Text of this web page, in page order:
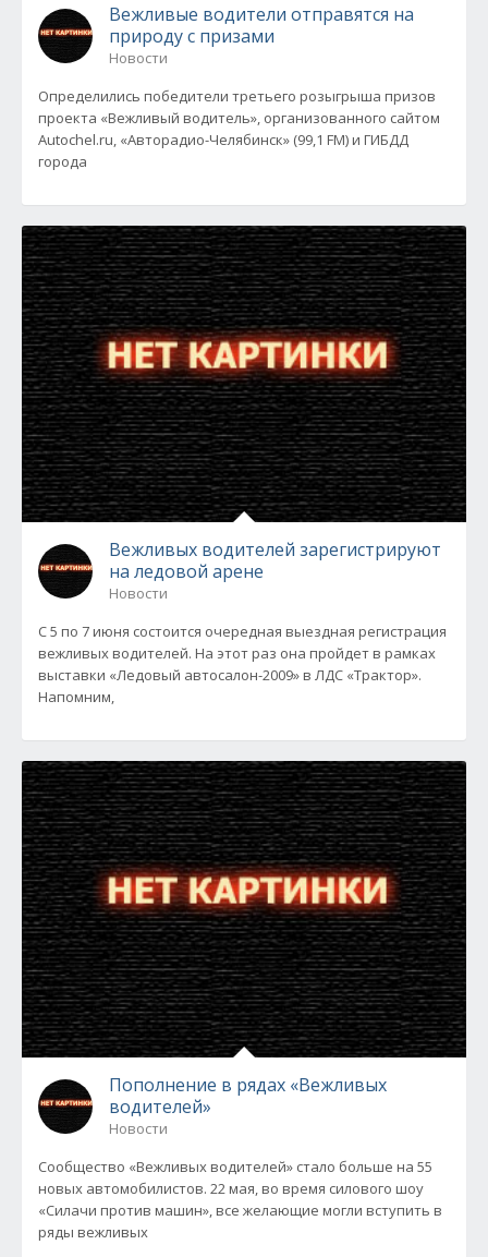
Вежливые водители отправятся на
природу с призами
Новости
Определились победители третьего розыгрыша призов
проекта «Вежливый водитель», организованного сайтом
Autochel.ru, «Авторадио-Челябинск» (99,1 FM) и ГИБДД
города
Вежливых водителей зарегистрируют
на ледовой арене
Новости
С 5 по 7 июня состоится очередная выездная регистрация
вежливых водителей. На этот раз она пройдет в рамках
выставки «Ледовый автосалон-2009» в ЛДС «Трактор».
Напомним,
Пополнение в рядах «Вежливых
водителей»
Новости
Сообщество «Вежливых водителей» стало больше на 55
новых автомобилистов. 22 мая, во время силового шоу
«Силачи против машин», все желающие могли вступить в
ряды вежливых